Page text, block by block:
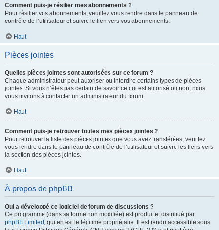
Comment puis-je résilier mes abonnements ?
Pour résilier vos abonnements, veuillez vous rendre dans le panneau de
contrôle de l’utilisateur et suivre le lien vers vos abonnements.
Haut
Pièces jointes
Quelles pièces jointes sont autorisées sur ce forum ?
Chaque administrateur peut autoriser ou interdire certains types de pièces
jointes. Si vous n’êtes pas certain de savoir ce qui est autorisé ou non, nous
vous invitons à contacter un administrateur du forum.
Haut
Comment puis-je retrouver toutes mes pièces jointes ?
Pour retrouver la liste des pièces jointes que vous avez transférées, veuillez
vous rendre dans le panneau de contrôle de l’utilisateur et suivre les liens vers
la section des pièces jointes.
Haut
À propos de phpBB
Qui a développé ce logiciel de forum de discussions ?
Ce programme (dans sa forme non modifiée) est produit et distribué par
phpBB Limited , qui en est le légitime propriétaire. Il est rendu accessible sous